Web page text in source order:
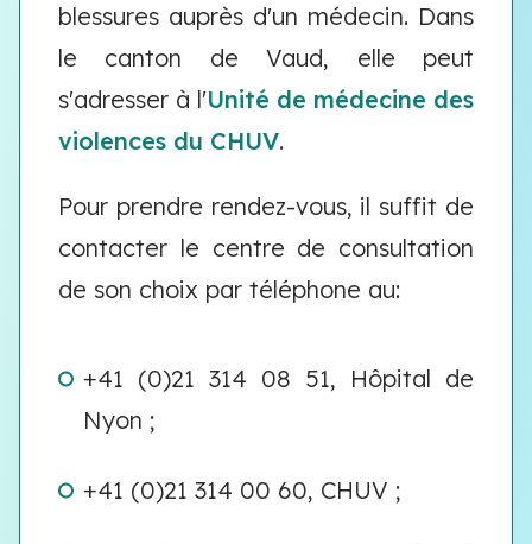
blessures auprès d'un médecin. Dans
le canton de Vaud, elle peut
s'adresser à l'Unité de médecine des
violences du CHUV.
Pour prendre rendez-vous, il suffit de
contacter le centre de consultation
de son choix par téléphone au:
+41 (0)21 314 08 51, Hôpital de
Nyon ;
+41 (0)21 314 00 60, CHUV ;